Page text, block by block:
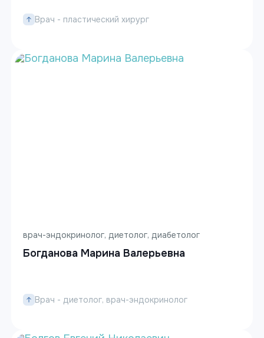
Врач - пластический хирург
врач-эндокринолог, диетолог, диабетолог
Богданова Марина Валерьевна
Врач - диетолог, врач-эндокринолог